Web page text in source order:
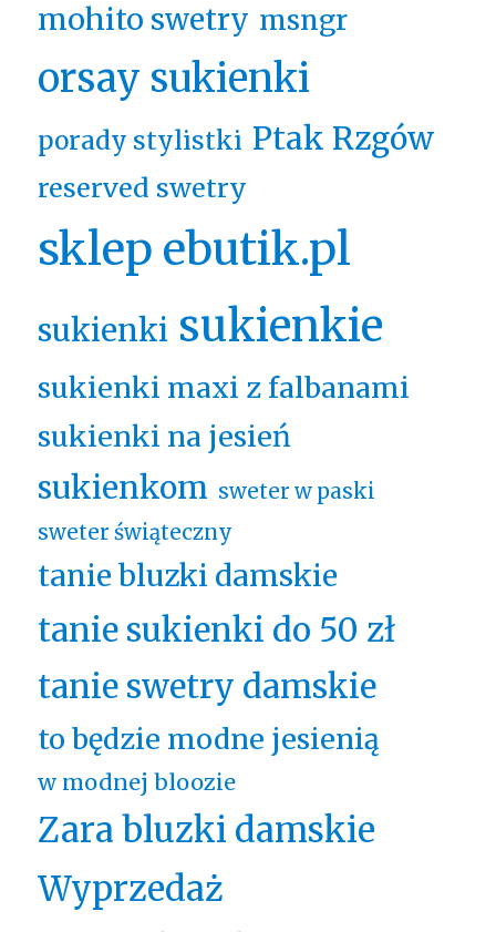
mohito swetry msngr
orsay sukienki
porady stylistki Ptak Rzgów
reserved swetry
sklep ebutik.pl
sukienki sukienkie
sukienki maxi z falbanami
sukienki na jesień
sukienkom sweter w paski
sweter świąteczny
tanie bluzki damskie
tanie sukienki do 50 zł
tanie swetry damskie
to będzie modne jesienią
w modnej bloozie
Zara bluzki damskie
Wyprzedaż